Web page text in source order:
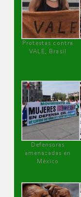
Protestas contra
VALE, Brasil
Defensoras
amenazadas en
México